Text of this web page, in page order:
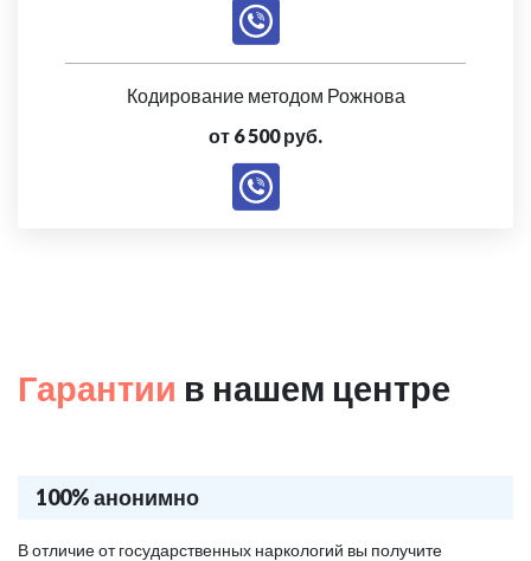
Кодирование методом Рожнова
от 6 500 руб.
Гарантии в нашем центре
100% анонимно
В отличие от государственных наркологий вы получите